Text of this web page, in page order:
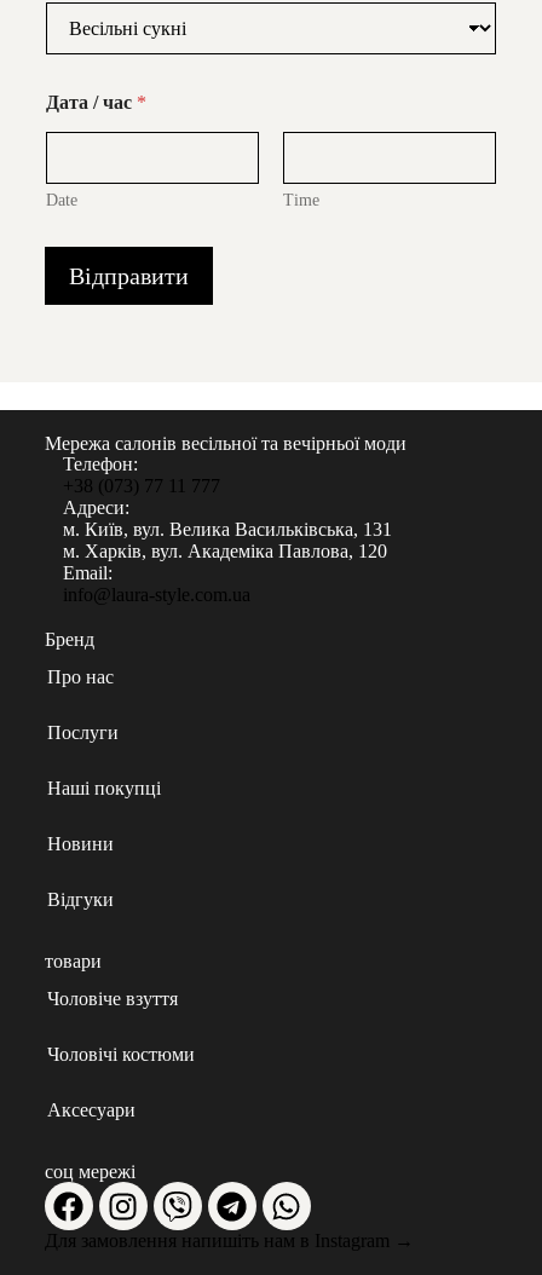
Дата / час *
Date Time
Відправити
Мережа салонів весільної та вечірньої моди
Телефон:
+38 (073) 77 11 777
Адреси:
м. Київ, вул. Велика Васильківська, 131
м. Харків, вул. Академіка Павлова, 120
Email:
info@laura-style.com.ua
Бренд
Про нас
Послуги
Наші покупці
Новини
Відгуки
товари
Чоловіче взуття
Чоловічі костюми
Аксесуари
соц мережі
Для замовлення напишіть нам в Instagram →